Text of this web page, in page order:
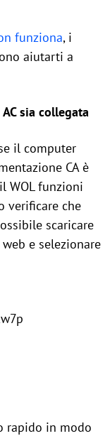
funziona, i
aiutarti a
sia collegata
il computer
CA è
WOL funzioni
verificare che
scaricare
e selezionare
rapido in modo